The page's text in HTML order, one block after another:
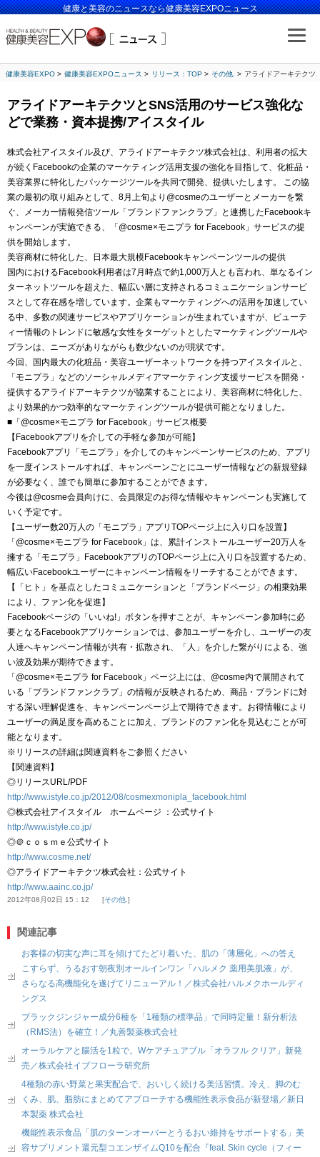
健康と美容のニュースなら健康美容EXPOニュース
健康美容EXPO 健康美容EXPOニュース リリース：TOP その他. アライドアーキテクツ
アライドアーキテクツとSNS活用のサービス強化な
どで業務・資本提携/アイスタイル
株式会社アイスタイル及び、アライドアーキテクツ株式会社は、利用者の拡大
が続くFacebookの企業のマーケティング活用支援の強化を目指して、化粧品・
美容業界に特化したパッケージツールを共同で開発、提供いたします。 この協
業の最初の取り組みとして、8月上旬より@cosmeのユーザーとメーカーを繋
ぐ、メーカー情報発信ツール「ブランドファンクラブ」と連携したFacebookキ
ャンペーンが実施できる、「@cosme×モニプラ for Facebook」サービスの提
供を開始します。
美容商材に特化した、日本最大規模Facebookキャンペーンツールの提供
国内におけるFacebook利用者は7月時点で約1,000万人とも言われ、単なるイン
ターネットツールを超えた、幅広い層に支持されるコミュニケーションサービ
スとして存在感を増しています。企業もマーケティングへの活用を加速してい
る中、多数の関連サービスやアプリケーションが生まれていますが、ビューテ
ィー情報のトレンドに敏感な女性をターゲットとしたマーケティングツールや
プランは、ニーズがありながらも数少ないのが現状です。
今回、国内最大の化粧品・美容ユーザーネットワークを持つアイスタイルと、
「モニプラ」などのソーシャルメディアマーケティング支援サービスを開発・
提供するアライドアーキテクツが協業することにより、美容商材に特化した、
より効果的かつ効率的なマーケティングツールが提供可能となりました。
■「@cosme×モニプラ for Facebook」サービス概要
【Facebookアプリを介しての手軽な参加が可能】
Facebookアプリ「モニプラ」を介してのキャンペーンサービスのため、アプリ
を一度インストールすれば、キャンペーンごとにユーザー情報などの新規登録
が必要なく、誰でも簡単に参加することができます。
今後は@cosme会員向けに、会員限定のお得な情報やキャンペーンも実施して
いく予定です。
【ユーザー数20万人の「モニプラ」アプリTOPページ上に入り口を設置】
「@cosme×モニプラ for Facebook」は、累計インストールユーザー20万人を
擁する「モニプラ」FacebookアプリのTOPページ上に入り口を設置するため、
幅広いFacebookユーザーにキャンペーン情報をリーチすることができます。
【「ヒト」を基点としたコミュニケーションと「ブランドページ」の相乗効果
により、ファン化を促進】
Facebookページの「いいね!」ボタンを押すことが、キャンペーン参加時に必
要となるFacebookアプリケーションでは、参加ユーザーを介し、ユーザーの友
人達へキャンペーン情報が共有・拡散され、「人」を介した繋がりによる、強
い波及効果が期待できます。
「@cosme×モニプラ for Facebook」ページ上には、@cosme内で展開されて
いる「ブランドファンクラブ」の情報が反映されるため、商品・ブランドに対
する深い理解促進を、キャンペーンページ上で期待できます。お得情報により
ユーザーの満足度を高めることに加え、ブランドのファン化を見込むことが可
能となります。
※リリースの詳細は関連資料をご参照ください
【関連資料】
◎リリースURL/PDF
http://www.istyle.co.jp/2012/08/cosmexmonipla_facebook.html
◎株式会社アイスタイル ホームページ ：公式サイト
http://www.istyle.co.jp/
◎＠ｃｏｓｍｅ公式サイト
http://www.cosme.net/
◎アライドアーキテクツ株式会社：公式サイト
http://www.aainc.co.jp/
2012年08月02日 15：12 その他.
関連記事
お客様の切実な声に耳を傾けてたどり着いた、肌の「薄層化」への答え
こすらず、うるおす朝夜別オールインワン「ハルメク 薬用美肌液」が、
さらなる高機能化を遂げてリニューアル！／株式会社ハルメクホールディ
ングス
ブラックジンジャー成分6種を「1種類の標準品」で同時定量！新分析法
（RMS法）を確立！／丸善製薬株式会社
オーラルケアと腸活を1粒で。Wケアチュアブル「オラフル クリア」新発
売／株式会社イブフローラ研究所
4種類の赤い野菜と果実配合で、おいしく続ける美活習慣。冷え、脚のむ
くみ、肌、脂肪にまとめてアプローチする機能性表示食品が新登場／新日
本製薬 株式会社
機能性表示食品「肌のターンオーバーとうるおい維持をサポートする」美
容サプリメント還元型コエンザイムQ10を配合『feat. Skin cycle（フィー